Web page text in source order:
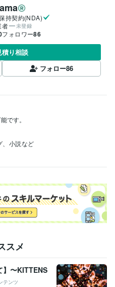
持契約(NDA)
者
未登録
フォロワー86
り相談
フォロー86
です。
、小説など
スメ
〜KITTENS
テンツ